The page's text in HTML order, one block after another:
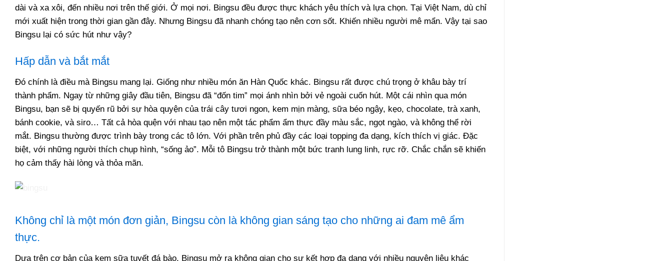
dài và xa xôi, đến nhiều nơi trên thế giới. Ở mọi nơi. Bingsu đều được thực khách yêu thích và lựa chọn. Tại Việt Nam, dù chỉ
mới xuất hiện trong thời gian gần đây. Nhưng Bingsu đã nhanh chóng tạo nên cơn sốt. Khiến nhiều người mê mẩn. Vậy tại sao
Bingsu lại có sức hút như vậy?
Hấp dẫn và bắt mắt
Đó chính là điều mà Bingsu mang lại. Giống như nhiều món ăn Hàn Quốc khác. Bingsu rất được chú trọng ở khâu bày trí
thành phẩm. Ngay từ những giây đầu tiên, Bingsu đã “đốn tim” mọi ánh nhìn bởi vẻ ngoài cuốn hút. Một cái nhìn qua món
Bingsu, bạn sẽ bị quyến rũ bởi sự hòa quyện của trái cây tươi ngon, kem mịn màng, sữa béo ngậy, kẹo, chocolate, trà xanh,
bánh cookie, và siro… Tất cả hòa quện với nhau tạo nên một tác phẩm ẩm thực đầy màu sắc, ngọt ngào, và không thể rời
mắt. Bingsu thường được trình bày trong các tô lớn. Với phần trên phủ đầy các loại topping đa dạng, kích thích vị giác. Đặc
biệt, với những người thích chụp hình, “sống ảo”. Mỗi tô Bingsu trở thành một bức tranh lung linh, rực rỡ. Chắc chắn sẽ khiến
họ cảm thấy hài lòng và thỏa mãn.
Không chỉ là một món đơn giản, Bingsu còn là không gian sáng tạo cho những ai đam mê ẩm
thực.
Dựa trên cơ bản của kem sữa tuyết đá bào, Bingsu mở ra không gian cho sự kết hợp đa dạng với nhiều nguyên liệu khác